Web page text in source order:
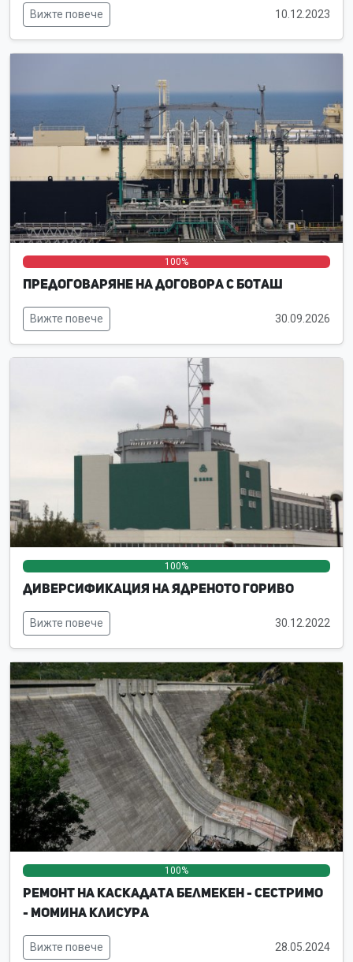
Вижте повече 10.12.2023
0%
0% 100%
Предоговаряне на договора с Боташ
Вижте повече 30.09.2026
100%
Диверсификация на ядреното гориво
Вижте повече 30.12.2022
100%
Ремонт на каскадата Белмекен - Сестримо
- Момина клисура
Вижте повече 28.05.2024